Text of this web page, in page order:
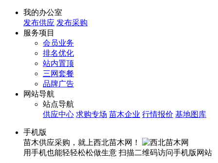
我的办公室
发布供应 发布采购
服务项目
会员业务
排名优化
站内置顶
三网套餐
品牌广告
网站导航
站点导航
供应中心 求购专场 苗木企业 行情报价 基地图库
手机版
苗木供应采购，就上西北苗木网！
用手机也能轻轻松松做生意 扫描二维码访问手机版网站